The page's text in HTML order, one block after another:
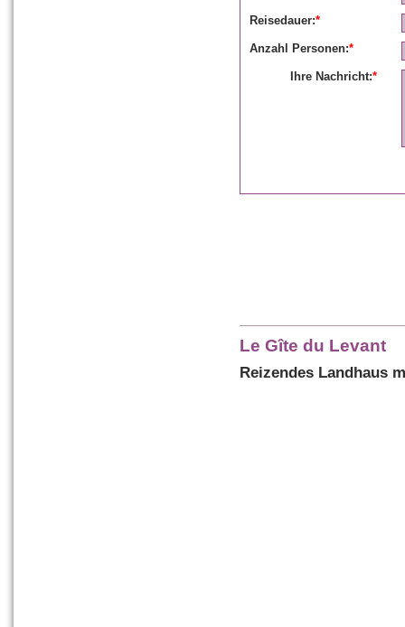
Reisedauer:*
Anzahl Personen:*
Ihre Nachricht:*
Le Gîte du Levant
Reizendes Landhaus